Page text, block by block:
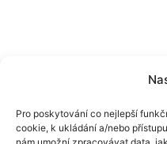
Pro poskytování co nejlepší
cookie, k ukládání a/nebo